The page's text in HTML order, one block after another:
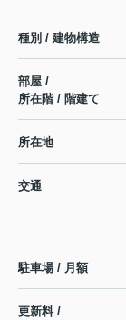
種別 / 建物構造
部屋 /
所在階 / 階建て
所在地
交通
駐車場 / 月額
更新料 /